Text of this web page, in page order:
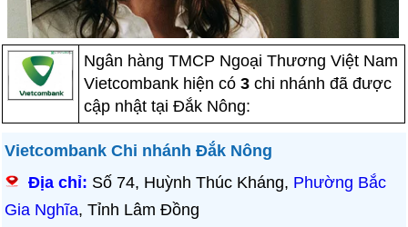
Ngân hàng TMCP Ngoại Thương Việt Nam
Vietcombank hiện có3 chi nhánh đã được
cập nhật tại Đắk Nông:
Vietcombank Chi nhánh Đắk Nông
Địa chỉ: Số 74, Huỳnh Thúc Kháng, Phường Bắc
Gia Nghĩa, Tỉnh Lâm Đồng